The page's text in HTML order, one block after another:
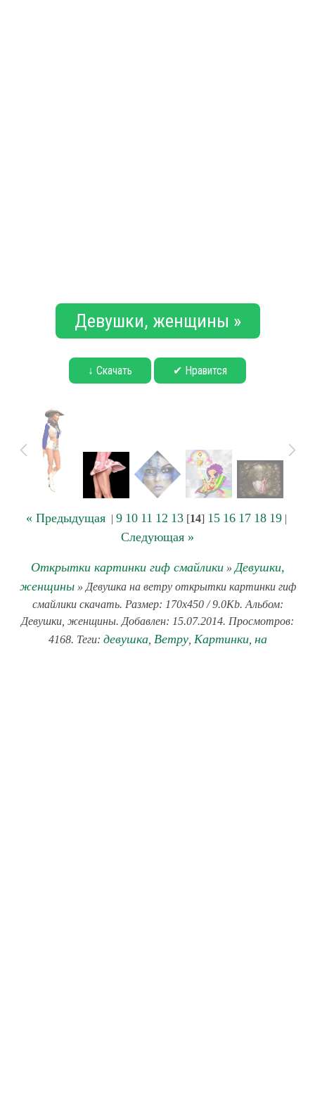
Девушки, женщины »
↓ Скачать ✔ Нравится
« Предыдущая| 9 10 11 12 13[14] 15 16 17 18 19|
Следующая »
Открытки картинки гиф смайлики» Девушки,
женщины» Девушка на ветру открытки картинки гиф
смайлики скачать. Размер: 170x450 / 9.0Kb. Альбом:
Девушки, женщины. Добавлен: 15.07.2014. Просмотров:
4168. Теги: девушка, Ветру, Картинки, на